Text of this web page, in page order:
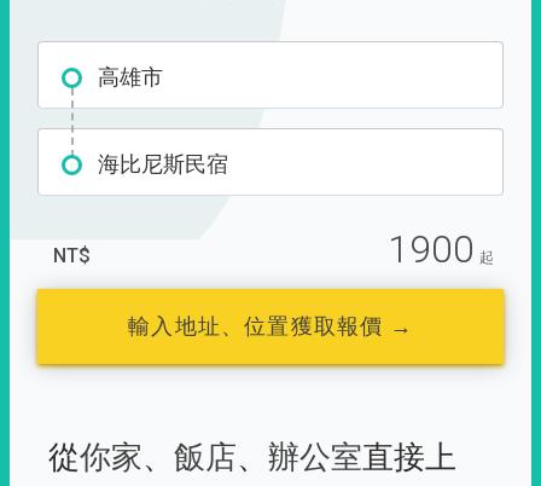
高雄市
海比尼斯民宿
NT$ 1900 起
輸入地址、位置獲取報價 →
從你家、 飯店、 辦公室直接上